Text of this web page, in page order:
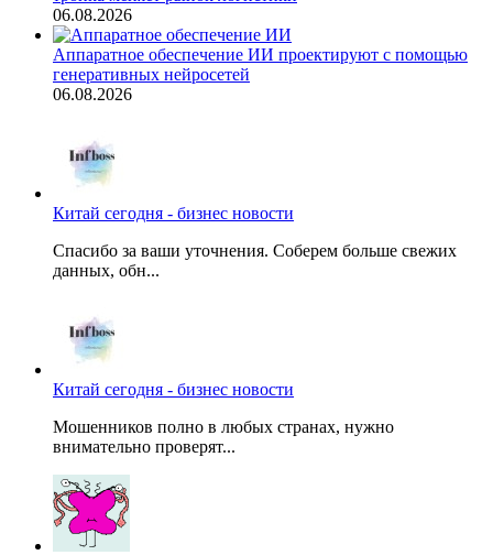
06.08.2026
Аппаратное обеспечение ИИ проектируют с помощью
генеративных нейросетей
06.08.2026
Китай сегодня - бизнес новости
Спасибо за ваши уточнения. Соберем больше свежих
данных, обн...
Китай сегодня - бизнес новости
Мошенников полно в любых странах, нужно
внимательно проверят...